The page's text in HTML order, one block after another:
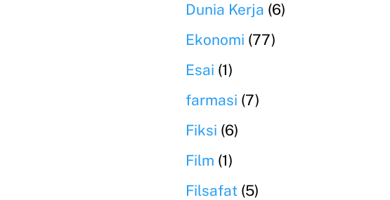
Dunia Kerja (6)
Ekonomi (77)
Esai (1)
farmasi (7)
Fiksi (6)
Film (1)
Filsafat (5)